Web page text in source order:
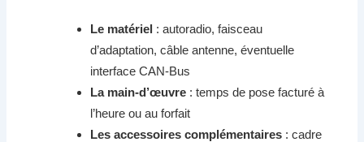
Le matériel : autoradio, faisceau
d’adaptation, câble antenne, éventuelle
interface CAN-Bus
La main-d’œuvre : temps de pose facturé à
l’heure ou au forfait
Les accessoires complémentaires : cadre